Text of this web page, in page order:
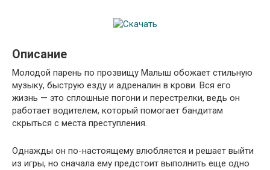
Описание
Молодой парень по прозвищу Малыш обожает стильную
музыку, быструю езду и адреналин в крови. Вся его
жизнь — это сплошные погони и перестрелки, ведь он
работает водителем, который помогает бандитам
скрыться с места преступления.
Однажды он по-настоящему влюбляется и решает выйти
из игры, но сначала ему предстоит выполнить еще одно